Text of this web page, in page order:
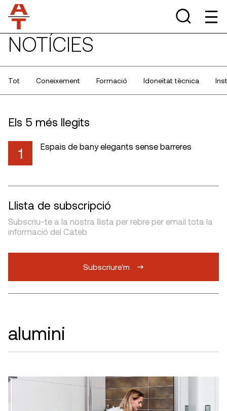
NOTÍCIES
Tot Coneixement Formació Idoneïtat tècnica
Els 5 més llegits
1 Espais de bany elegants sense barreres
Llista de subscripció
Subscriu-te a la nostra llista per rebre per email tota la
informació del Cateb
Subscriure'm
alumini